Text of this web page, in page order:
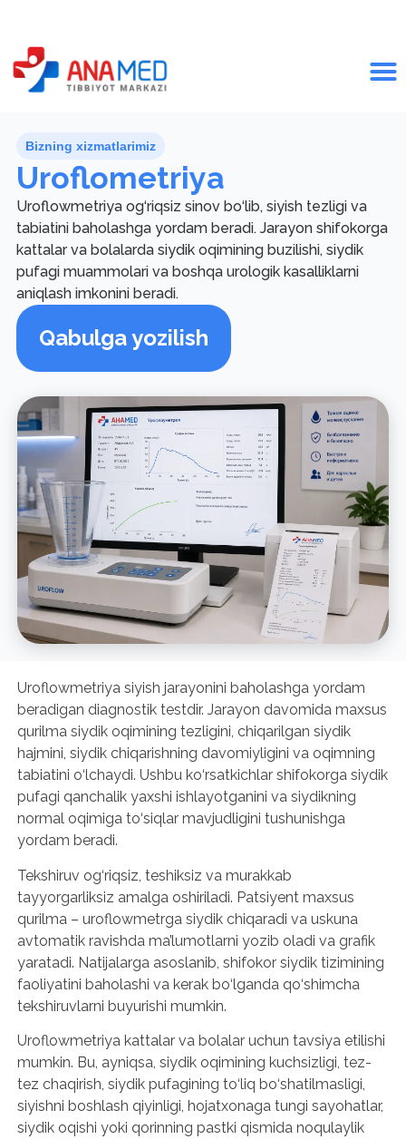
Bizning xizmatlarimiz
Uroflometriya
Uroflowmetriya og‘riqsiz sinov bo‘lib, siyish tezligi va
tabiatini baholashga yordam beradi. Jarayon shifokorga
kattalar va bolalarda siydik oqimining buzilishi, siydik
pufagi muammolari va boshqa urologik kasalliklarni
aniqlash imkonini beradi.
Qabulga yozilish
Uroflowmetriya siyish jarayonini baholashga yordam
beradigan diagnostik testdir. Jarayon davomida maxsus
qurilma siydik oqimining tezligini, chiqarilgan siydik
hajmini, siydik chiqarishning davomiyligini va oqimning
tabiatini o‘lchaydi. Ushbu ko‘rsatkichlar shifokorga siydik
pufagi qanchalik yaxshi ishlayotganini va siydikning
normal oqimiga to‘siqlar mavjudligini tushunishga
yordam beradi.
Tekshiruv og‘riqsiz, teshiksiz va murakkab
tayyorgarliksiz amalga oshiriladi. Patsiyent maxsus
qurilma – uroflowmetrga siydik chiqaradi va uskuna
avtomatik ravishda ma’lumotlarni yozib oladi va grafik
yaratadi. Natijalarga asoslanib, shifokor siydik tizimining
faoliyatini baholashi va kerak bo‘lganda qo‘shimcha
tekshiruvlarni buyurishi mumkin.
Uroflowmetriya kattalar va bolalar uchun tavsiya etilishi
mumkin. Bu, ayniqsa, siydik oqimining kuchsizligi, tez-
tez chaqirish, siydik pufagining to‘liq bo‘shatilmasligi,
siyishni boshlash qiyinligi, hojatxonaga tungi sayohatlar,
siydik oqishi yoki qorinning pastki qismida noqulaylik